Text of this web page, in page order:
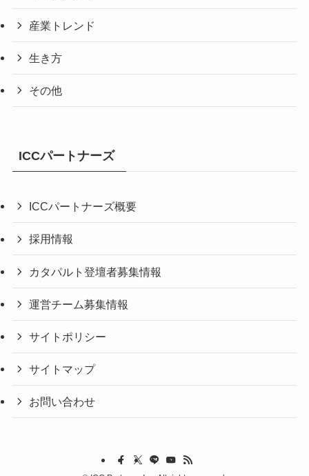
産業トレンド
生き方
その他
ICCパートナーズ
ICCパートナーズ概要
採用情報
カタパルト登壇者募集情報
運営チーム募集情報
サイトポリシー
サイトマップ
お問い合わせ